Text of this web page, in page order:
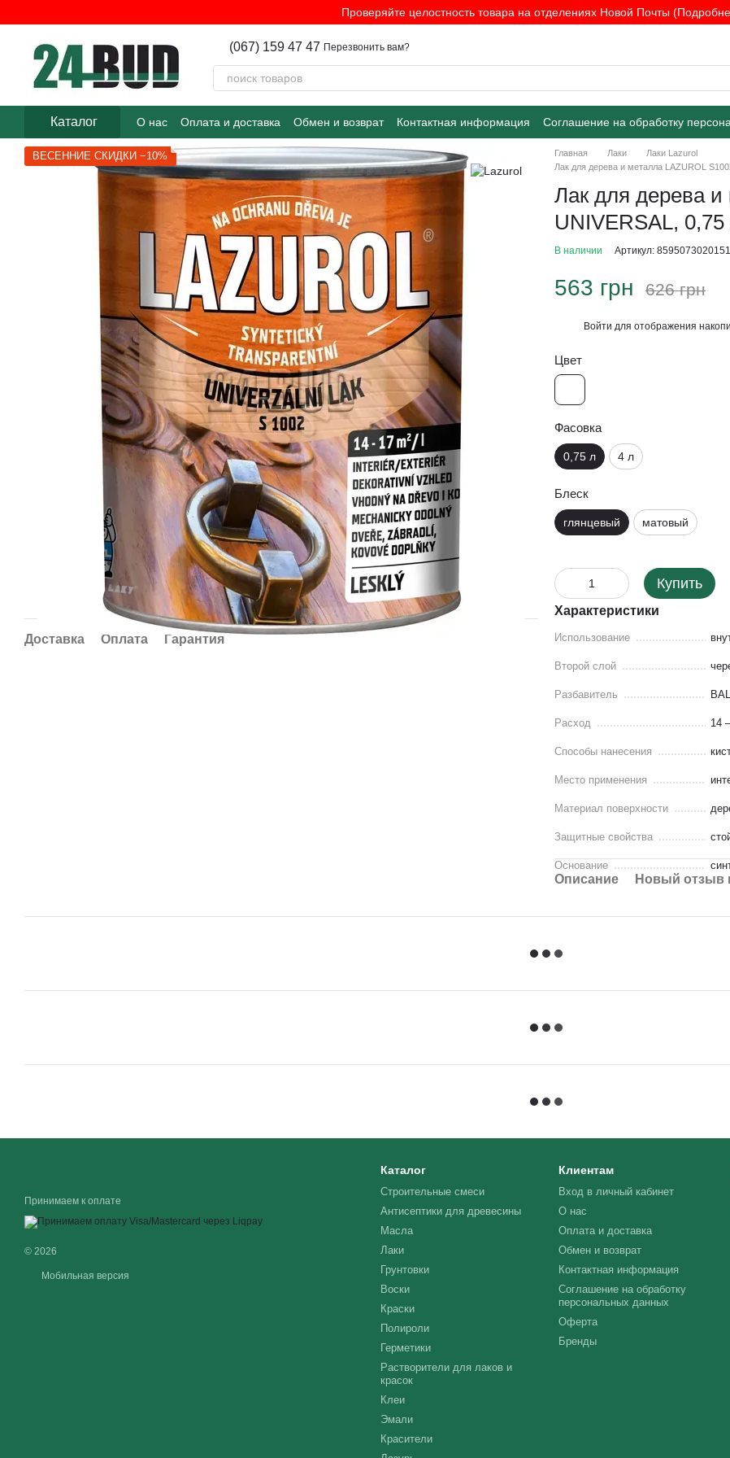
Проверяйте целостность товара на отделениях Новой Почты
(067) 159 47 47 Перезвонить вам?
Каталог О нас Оплата и доставка Обмен и возврат Контактная информация Соглашение на обработку
ВЕСЕННИЕ СКИДКИ −10%
Доставка Оплата Гарантия
Главная Лаки
Лаки Lazurol
Лак для дерева и металла LAZUROL
Лак для дерева
UNIVERSAL,
В наличии Артикул: 8595073020151
563 грн 626 грн
Войти для отображения
Цвет
Фасовка
0,75 л 4 л
Блеск
глянцевый матовый
Купить
Характеристики
Использование
Второй слой
Разбавитель
Расход 14
Способы нанесения
Место применения
Материал поверхности
Защитные свойства
Основание
Описание Новый отзыв
Принимаем к оплате
© 2026
Мобильная версия
Каталог
Строительные смеси
Антисептики для древесины
Масла
Лаки
Грунтовки
Воски
Краски
Полироли
Герметики
Растворители для лаков и
красок
Клеи
Эмали
Красители
Клиентам
Вход в личный кабинет
О нас
Оплата и доставка
Обмен и возврат
Контактная информация
Соглашение на обработку
персональных данных
Оферта
Бренды